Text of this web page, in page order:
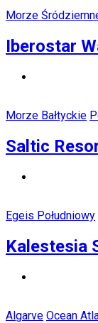
Morze
Iberostar
Morze Bałtyckie
Saltic
Egeis Południowy
Kalestesia
Algarve Ocean